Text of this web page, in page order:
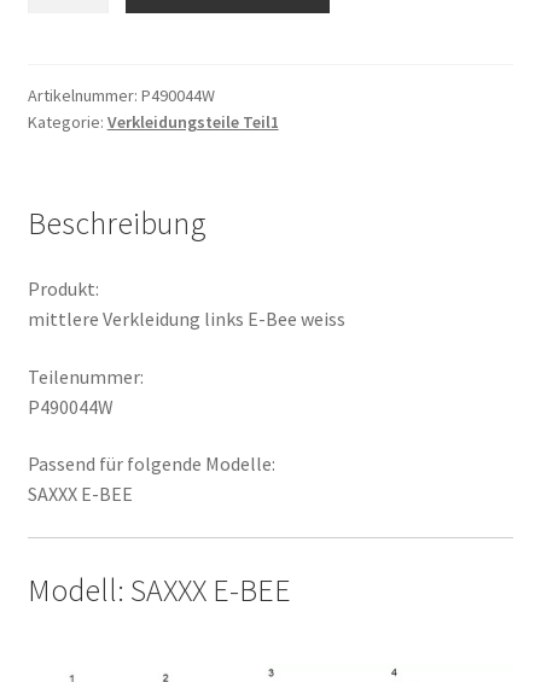
Bee
weiss
Artikelnummer: P490044W
Kategorie: Verkleidungsteile Teil1
Beschreibung
Produkt:
mittlere Verkleidung links E-Bee weiss
Teilenummer:
P490044W
Passend für folgende Modelle:
SAXXX E-BEE
Modell: SAXXX E-BEE